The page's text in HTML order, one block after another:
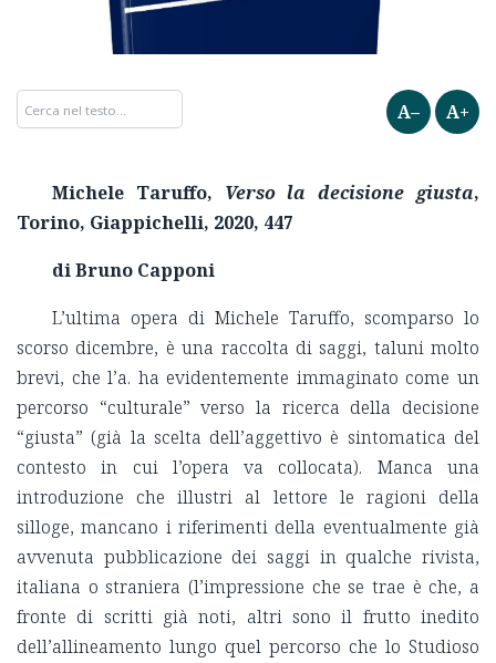
A– A+
Michele Taruffo, Verso la decisione giusta,
Torino, Giappichelli, 2020, 447
di Bruno Capponi
L’ultima opera di Michele Taruffo, scomparso lo
scorso dicembre, è una raccolta di saggi, taluni molto
brevi, che l’a. ha evidentemente immaginato come un
percorso “culturale” verso la ricerca della decisione
“giusta” (già la scelta dell’aggettivo è sintomatica del
contesto in cui l’opera va collocata). Manca una
introduzione che illustri al lettore le ragioni della
silloge, mancano i riferimenti della eventualmente già
avvenuta pubblicazione dei saggi in qualche rivista,
italiana o straniera (l’impressione che se trae è che, a
fronte di scritti già noti, altri sono il frutto inedito
dell’allineamento lungo quel percorso che lo Studioso